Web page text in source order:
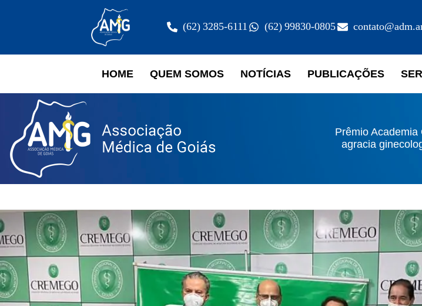
(62) 3285-6111 (62) 99830-0805
HOME QUEM SOMOS NOTÍCIAS PUBLICAÇÕES
Prêmio
agracia